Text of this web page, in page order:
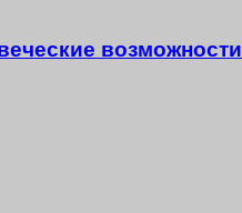
возможности